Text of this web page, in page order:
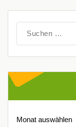
nach: